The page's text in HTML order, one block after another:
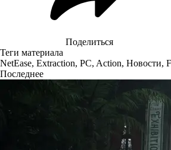
Поделиться
Теги материала
NetEase, Extraction, PC, Action, Новости,
Последнее